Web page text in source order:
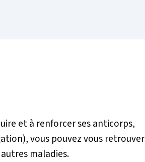
et à renforcer ses anticorps,
vous pouvez vous retrouver
maladies.